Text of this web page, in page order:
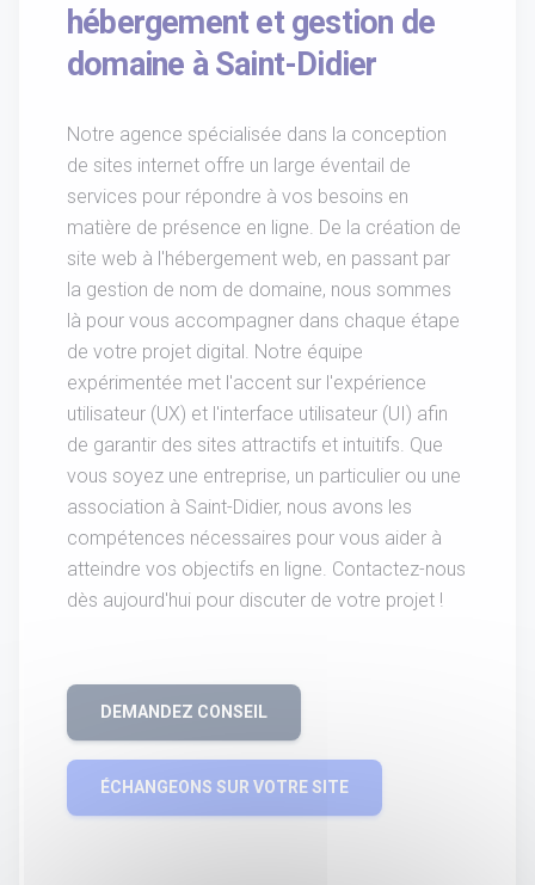
hébergement et gestion de
domaine à Saint-Didier
Notre agence spécialisée dans la conception
de sites internet offre un large éventail de
services pour répondre à vos besoins en
matière de présence en ligne. De la création de
site web à l'hébergement web, en passant par
la gestion de nom de domaine, nous sommes
là pour vous accompagner dans chaque étape
de votre projet digital. Notre équipe
expérimentée met l'accent sur l'expérience
utilisateur (UX) et l'interface utilisateur (UI) afin
de garantir des sites attractifs et intuitifs. Que
vous soyez une entreprise, un particulier ou une
association à Saint-Didier, nous avons les
compétences nécessaires pour vous aider à
atteindre vos objectifs en ligne. Contactez-nous
dès aujourd'hui pour discuter de votre projet !
DEMANDEZ CONSEIL
ÉCHANGEONS SUR VOTRE SITE